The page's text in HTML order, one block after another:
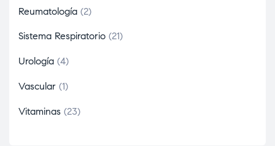
Reumatología 2
Sistema Respiratorio 21
Urología 4
Vascular 1
Vitaminas 23